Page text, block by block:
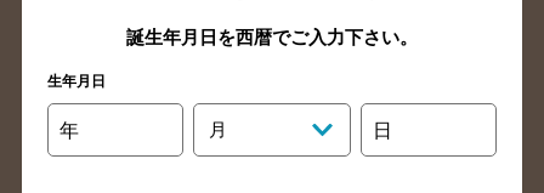
香川県のバー検索
愛媛県のバー検索
高知県のバー検索
長崎県のバー検索
佐賀県のバー検索
大分県のバー検索
熊本県のバー検索
誕生年月日を西暦でご入力下さい。
生年月日
年 月 日